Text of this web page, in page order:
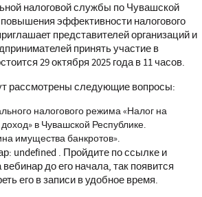
налоговой службы по Чувашской
эффективности налогового
представителей организаций и
принять участие в
29 октября 2025 года в 11 часов.
рассмотрены следующие вопросы:
налогового режима «Налог на
в Чувашской Республике.
имущества банкротов».
undefined . Пройдите по ссылке и
до его начала, так появится
его в записи в удобное время.